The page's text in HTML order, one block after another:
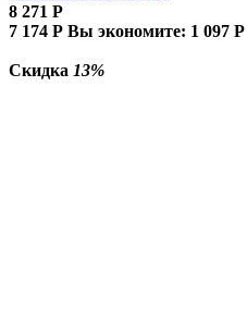
8 271 Р
7 174 Р Вы экономите: 1 097 Р
Скидка 13%